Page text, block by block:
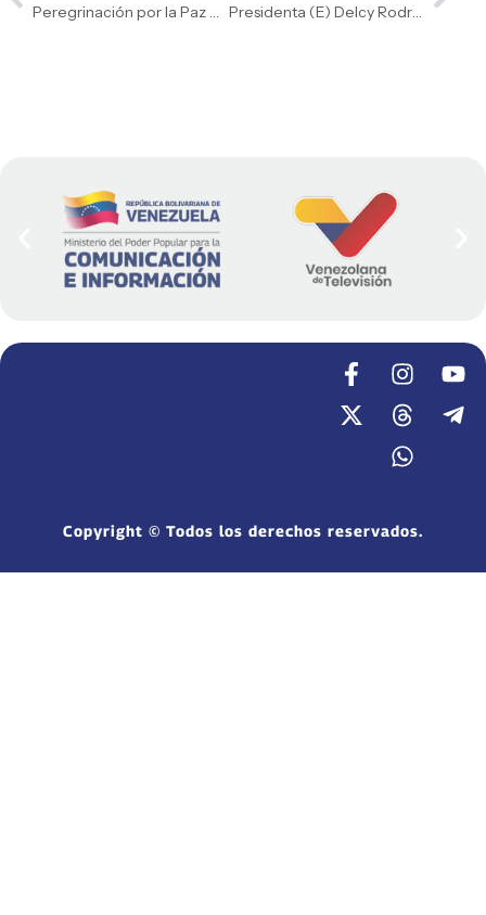
Peregrinación por la Paz en La Guaira ratificó el compromiso con la unión nacional y la prosperidad Presidenta (E) Delcy Rodríguez pide seguir con la Peregrinación por el renacer de Venezuela
Copyright © Todos los derechos reservados.